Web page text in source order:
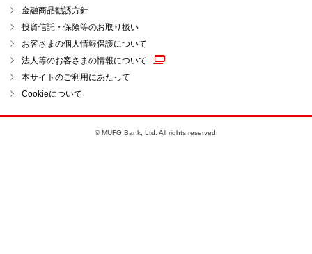
金融商品勧誘方針
投資信託・保険等のお取り扱い
お客さまの個人情報保護について
法人等のお客さまの情報について
本サイトのご利用にあたって
Cookieについて
© MUFG Bank, Ltd. All rights reserved.